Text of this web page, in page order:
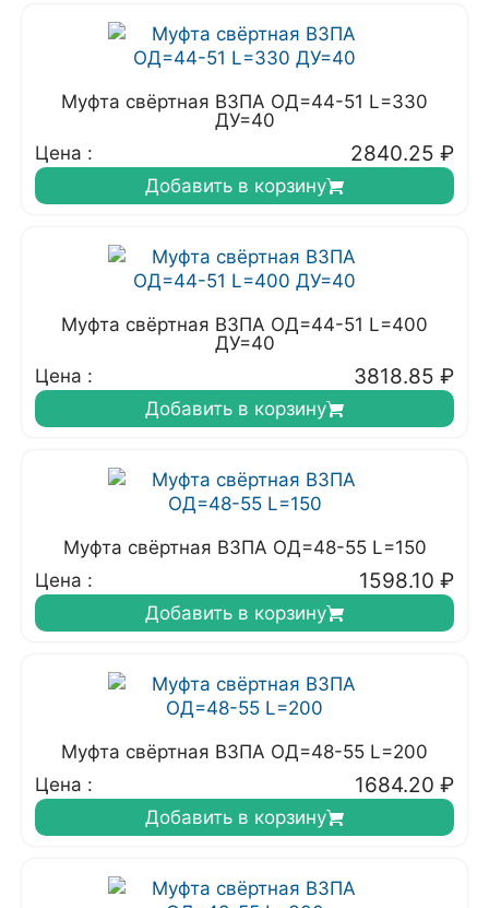
Муфта свёртная ВЗПА ОД=44-51 L=330
ДУ=40
Цена :
2840.25 ₽
Добавить в корзину
Муфта свёртная ВЗПА ОД=44-51 L=400
ДУ=40
Цена :
3818.85 ₽
Добавить в корзину
Муфта свёртная ВЗПА ОД=48-55 L=150
Цена :
1598.10 ₽
Добавить в корзину
Муфта свёртная ВЗПА ОД=48-55 L=200
Цена :
1684.20 ₽
Добавить в корзину